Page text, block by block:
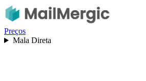
Preços
Mala Direta